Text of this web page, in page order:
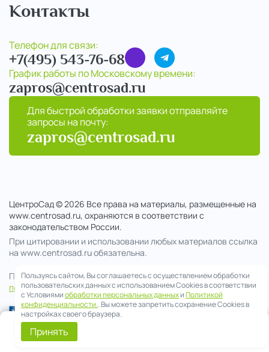
Telegram
Контакты
Телефон для связи:
+7(495) 543-76-68
График работы по Московскому времени:
zapros@centrosad.ru
Для быстрой обработки заявки отправляйте
запросы на почту:
zapros@centrosad.ru
ЦентроСад © 2026 Все права на материалы, размещенные на
www.centrosad.ru, охраняются в соответствии с
законодательством России.
При цитировании и использовании любых материалов ссылка
на www.centrosad.ru обязательна.
Продолжая посещение сайта , вы соглашаетесь на обработку
персональных данных
Пользуясь сайтом, Вы соглашаетесь с осуществлением обработки
пользовательских данных с использованием Cookies в соответствии
с Условиямиобработки персональных данныхиПолитикой
конфиденциальности.. Вы можете запретить сохранение Cookies в
настройках своего браузера.
Принять